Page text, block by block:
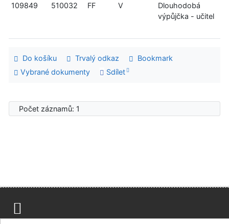
109849
510032 FF V
Dlouhodobá
výpůjčka - učitel
Do košíku Trvalý odkaz
Bookmark
Vybrané dokumenty
Sdílet
Počet záznamů: 1